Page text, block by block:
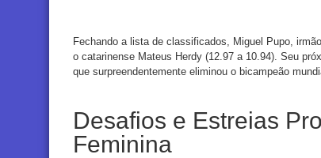
Fechando a lista de classificados, Miguel Pupo,
o catarinense Mateus Herdy (12.97 a 10.94). Seu
que surpreendentemente eliminou o bicampeão
Desafios e Estreias
Feminina